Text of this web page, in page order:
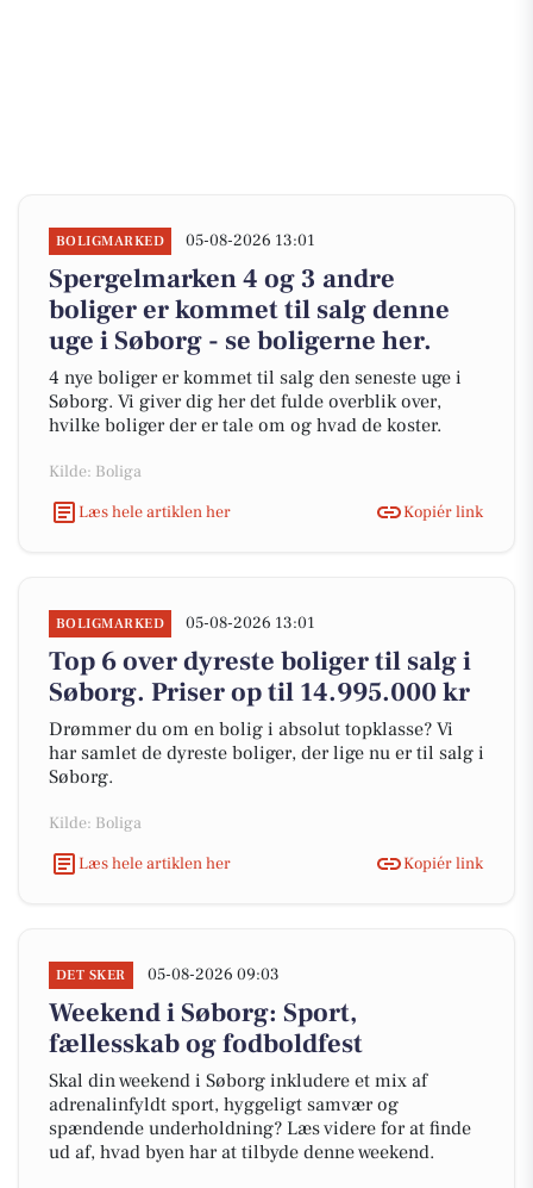
BOLIGMARKED 05-08-2026 13:01
Spergelmarken 4 og 3 andre
boliger er kommet til salg denne
uge i Søborg - se boligerne her.
4 nye boliger er kommet til salg den seneste uge i
Søborg. Vi giver dig her det fulde overblik over,
hvilke boliger der er tale om og hvad de koster.
Kilde: Boliga
Læs hele artiklen her
Kopiér link
BOLIGMARKED 05-08-2026 13:01
Top 6 over dyreste boliger til salg i
Søborg. Priser op til 14.995.000 kr
Drømmer du om en bolig i absolut topklasse? Vi
har samlet de dyreste boliger, der lige nu er til salg i
Søborg.
Kilde: Boliga
Læs hele artiklen her
Kopiér link
DET SKER 05-08-2026 09:03
Weekend i Søborg: Sport,
fællesskab og fodboldfest
Skal din weekend i Søborg inkludere et mix af
adrenalinfyldt sport, hyggeligt samvær og
spændende underholdning? Læs videre for at finde
ud af, hvad byen har at tilbyde denne weekend.